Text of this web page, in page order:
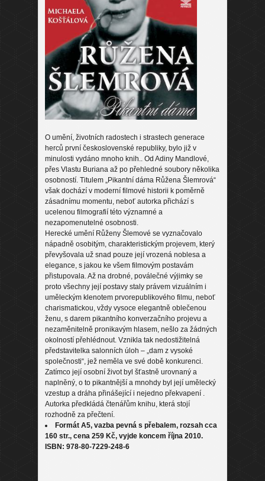
O umění, životních radostech i strastech generace
herců první československé republiky, bylo již v
minulosti vydáno mnoho knih.. Od Adiny Mandlové,
přes Vlastu Buriana až po přehledné soubory několika
osobností. Titulem „Pikantní dáma Růžena Šlemrová“
však dochází v moderní filmové historii k poměrně
zásadnímu momentu, neboť autorka přichází s
ucelenou filmografií této významné a
nezapomenutelné osobnosti.
Herecké umění Růženy Šlemové se vyznačovalo
nápadně osobitým, charakteristickým projevem, který
převyšovala už snad pouze její vrozená noblesa a
elegance, s jakou ke všem filmovým postavám
přistupovala. Až na drobné, poválečné výjimky se
proto všechny její postavy staly právem vizuálním i
uměleckým klenotem prvorepublikového filmu, neboť
charismatickou, vždy vysoce elegantně oblečenou
ženu, s darem pikantního konverzačního projevu a
nezaměnitelně pronikavým hlasem, nešlo za žádných
okolností přehlédnout. Vznikla tak nedostižitelná
představitelka salonních úloh – „dam z vysoké
společnosti“, jež neměla ve své době konkurenci.
Zatímco její osobní život byl šťastně urovnaný a
naplněný, o to pikantnější a mnohdy byl její umělecký
vzestup a dráha přinášející i nejedno překvapení .
Autorka předkládá čtenářům knihu, která stojí
rozhodně za přečtení.
Formát A5, vazba pevná s přebalem, rozsah cca
160 str., cena 259 Kč, vyjde koncem října 2010.
ISBN: 978-80-7229-248-6